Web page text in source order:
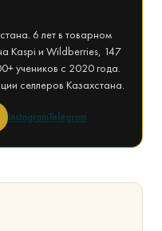
6 лет в товарном
Kaspi и Wildberries, 147
учеников с 2020 года.
селлеров Казахстана.
InstagramTelegram